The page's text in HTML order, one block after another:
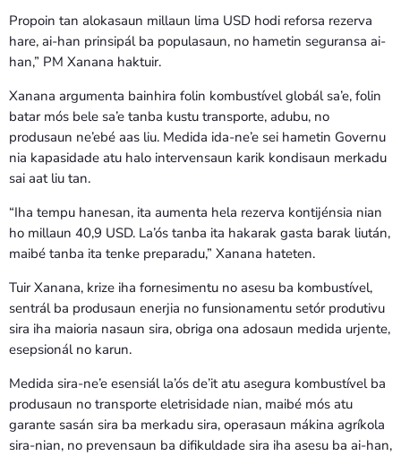
Propoin tan alokasaun millaun lima USD hodi reforsa rezerva
hare, ai-han prinsipál ba populasaun, no hametin seguransa ai-
han,” PM Xanana haktuir.
Xanana argumenta bainhira folin kombustível globál sa’e, folin
batar mós bele sa’e tanba kustu transporte, adubu, no
produsaun ne’ebé aas liu. Medida ida-ne’e sei hametin Governu
nia kapasidade atu halo intervensaun karik kondisaun merkadu
sai aat liu tan.
“Iha tempu hanesan, ita aumenta hela rezerva kontijénsia nian
ho millaun 40,9 USD. La’ós tanba ita hakarak gasta barak liután,
maibé tanba ita tenke preparadu,” Xanana hateten.
Tuir Xanana, krize iha fornesimentu no asesu ba kombustível,
sentrál ba produsaun enerjia no funsionamentu setór produtivu
sira iha maioria nasaun sira, obriga ona adosaun medida urjente,
esepsionál no karun.
Medida sira-ne’e esensiál la’ós de’it atu asegura kombustível ba
produsaun no transporte eletrisidade nian, maibé mós atu
garante sasán sira ba merkadu sira, operasaun mákina agríkola
sira-nian, no prevensaun ba difikuldade sira iha asesu ba ai-han,